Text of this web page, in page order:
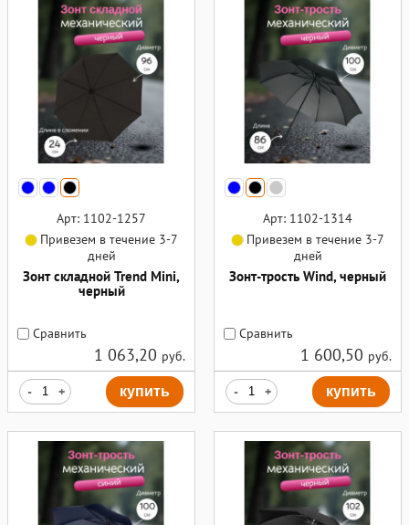
Арт: 1102-1257
Привезем в течение 3-7
дней
Зонт складной Trend Mini,
черный
Сравнить
1 063,20 руб.
- + купить
Арт: 1102-1314
Привезем в течение 3-7
дней
Зонт-трость Wind, черный
Сравнить
1 600,50 руб.
- + купить